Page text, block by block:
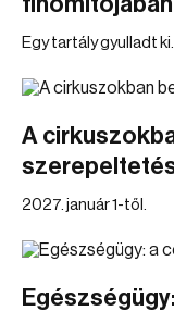
Egy tartály gyulladt ki.
A
2027. január 1-től.